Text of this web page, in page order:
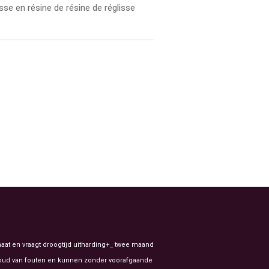
en résine de résine de réglisse
en vraagt droogtijd uitharding+_ twee maand
van fouten en kunnen zonder voorafgaande